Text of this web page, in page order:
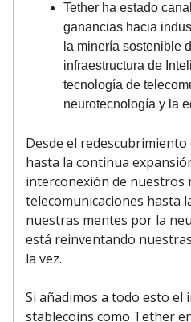
Tether ha estado
ganancias hacia
la minería sostenible
infraestructura de
tecnología de
neurotecnología y la
Desde el
hasta la continua
interconexión de nuestros
telecomunicaciones hasta
nuestras mentes por la
está reinventando
la vez.
Si añadimos a todo esto el
stablecoins como Tether